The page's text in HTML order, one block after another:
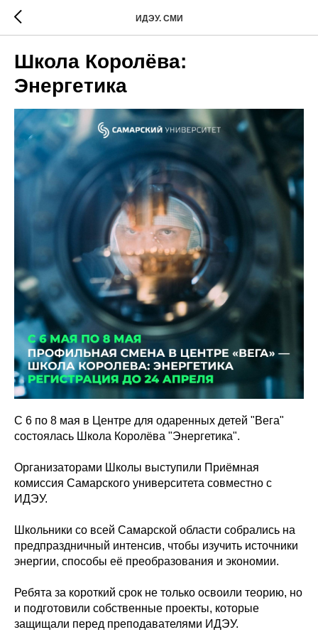
ИДЭУ. СМИ
Школа Королёва:
Энергетика
С 6 по 8 мая в Центре для одаренных детей "Вега"
состоялась Школа Королёва "Энергетика".
Организаторами Школы выступили Приёмная
комиссия Самарского университета совместно с
ИДЭУ.
Школьники со всей Самарской области собрались на
предпраздничный интенсив, чтобы изучить источники
энергии, способы её преобразования и экономии.
Ребята за короткий срок не только освоили теорию, но
и подготовили собственные проекты, которые
защищали перед преподавателями ИДЭУ.